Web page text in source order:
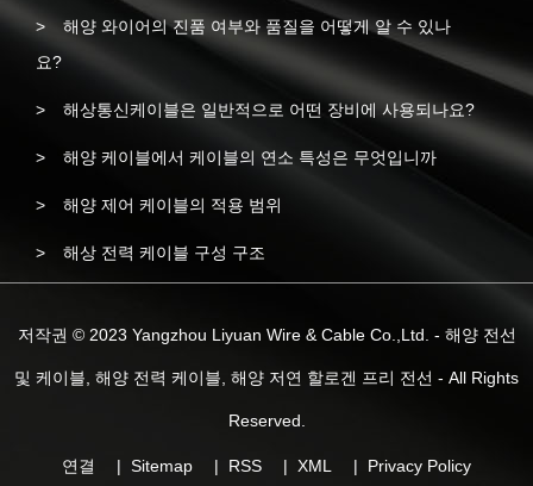
해양 와이어의 진품 여부와 품질을 어떻게 알 수 있나
요?
해상통신케이블은 일반적으로 어떤 장비에 사용되나요?
해양 케이블에서 케이블의 연소 특성은 무엇입니까
해양 제어 케이블의 적용 범위
해상 전력 케이블 구성 구조
저작권 © 2023 Yangzhou Liyuan Wire & Cable Co.,Ltd. - 해양 전선
및 케이블, 해양 전력 케이블, 해양 저연 할로겐 프리 전선 - All Rights
Reserved.
연결 Sitemap RSS XML Privacy Policy